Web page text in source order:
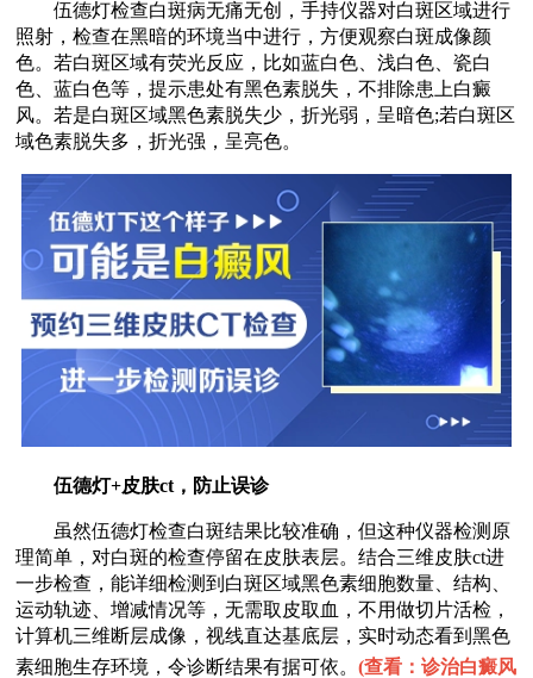
伍德灯检查白斑病无痛无创，手持仪器对白斑区域进行
照射，检查在黑暗的环境当中进行，方便观察白斑成像颜
色。若白斑区域有荧光反应，比如蓝白色、浅白色、瓷白
色、蓝白色等，提示患处有黑色素脱失，不排除患上白癜
风。若是白斑区域黑色素脱失少，折光弱，呈暗色;若白斑区
域色素脱失多，折光强，呈亮色。
伍德灯+皮肤ct，防止误诊
虽然伍德灯检查白斑结果比较准确，但这种仪器检测原
理简单，对白斑的检查停留在皮肤表层。结合三维皮肤ct进
一步检查，能详细检测到白斑区域黑色素细胞数量、结构、
运动轨迹、增减情况等，无需取皮取血，不用做切片活检，
计算机三维断层成像，视线直达基底层，实时动态看到黑色
素细胞生存环境，令诊断结果有据可依。(查看：诊治白癜风